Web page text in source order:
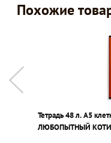
Похожие
Тетрадь 48 л. А5
ЛЮБОПЫТНЫЙ КОТИК